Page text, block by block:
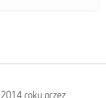
roku przez